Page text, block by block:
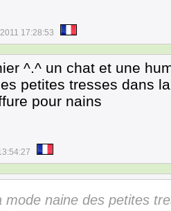
17:28:53
^.^ un chat et une
petites tresses dans
pour nains
mode naine des petites